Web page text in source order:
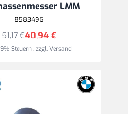
LMM
8583496
40,94 €
51,17 €
Steuern,zzgl.Versand